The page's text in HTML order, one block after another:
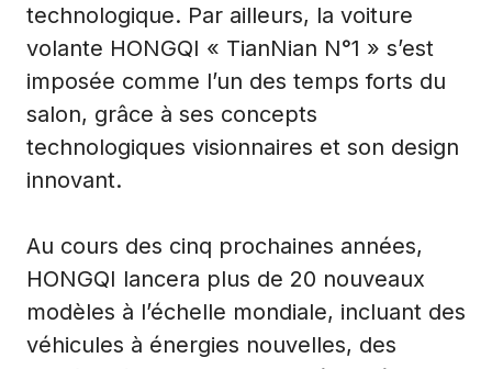
technologique. Par ailleurs, la voiture
volante HONGQI « TianNian N°1 » s’est
imposée comme l’un des temps forts du
salon, grâce à ses concepts
technologiques visionnaires et son design
innovant.
Au cours des cinq prochaines années,
HONGQI lancera plus de 20 nouveaux
modèles à l’échelle mondiale, incluant des
véhicules à énergies nouvelles, des